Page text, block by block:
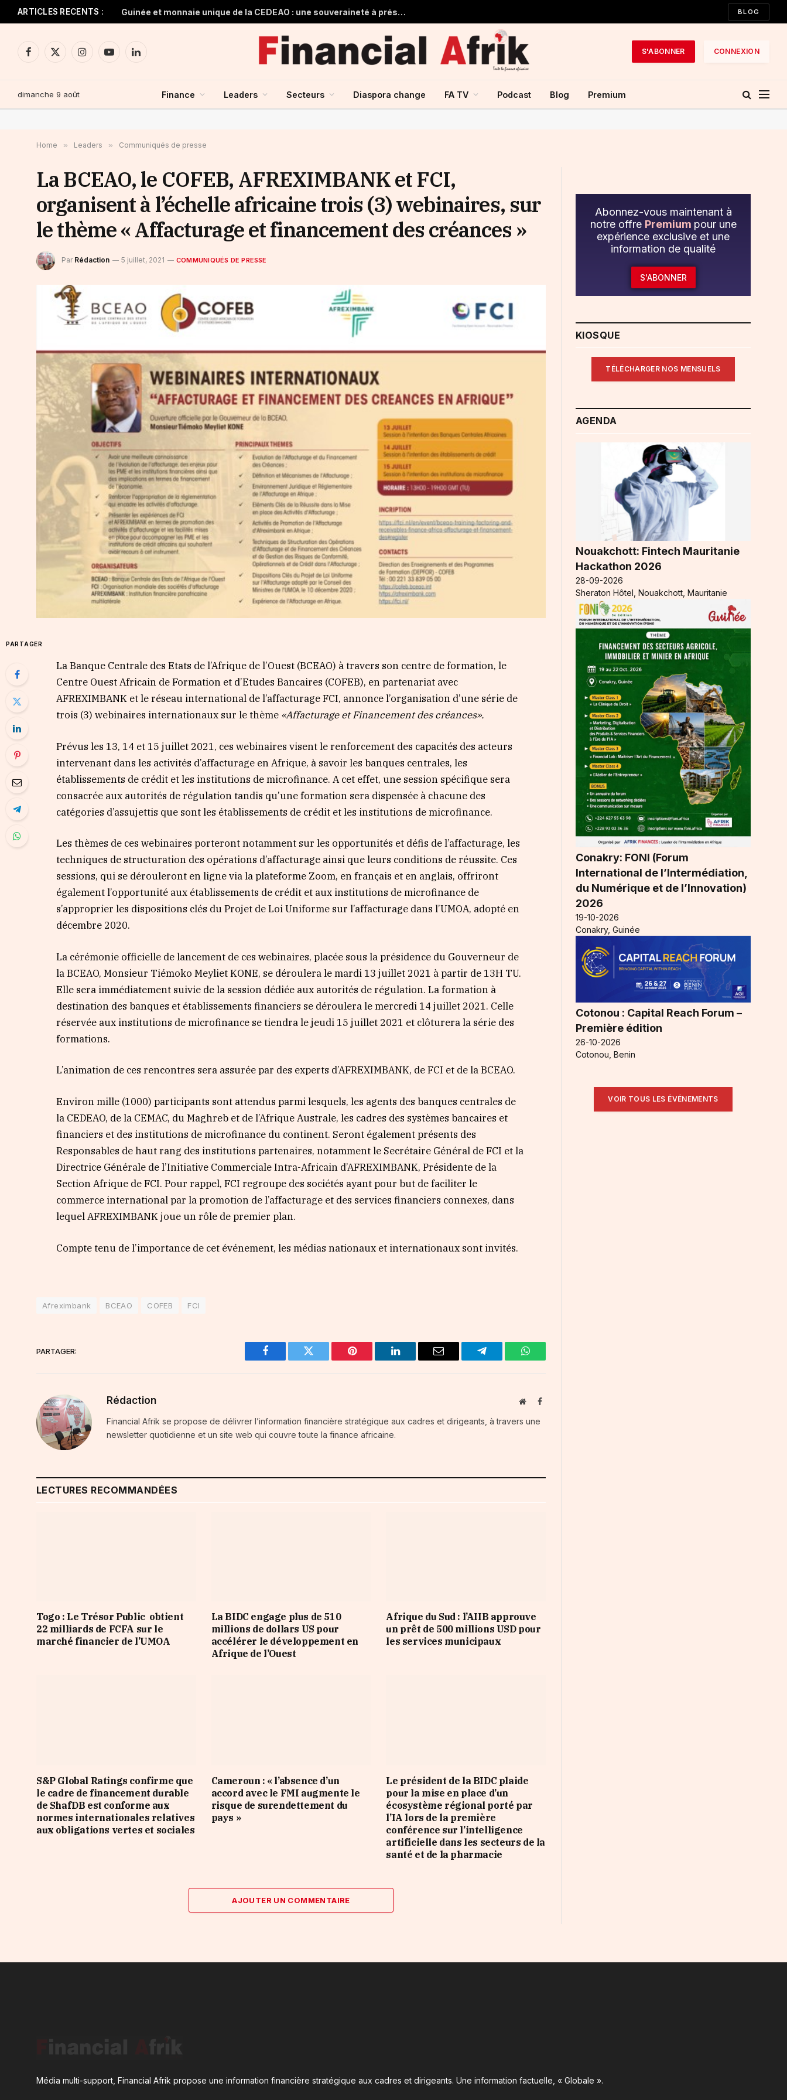
ARTICLES RECENTS : Guinée et monnaie unique de la CEDEAO : une souveraineté à préserver, une intégration à repenser BLOG
Facebook
X
InstagramYouTubeLinkedIn
S'ABONNER CONNEXION
dimanche 9 août Finance Leaders Secteurs Diaspora change FA TV Podcast Blog Premium
Home » Leaders » Communiqués de presse
La BCEAO, le COFEB, AFREXIMBANK et FCI,
organisent à l’échelle africaine trois (3) webinaires, sur
le thème « Affacturage et financement des créances »
Par Rédaction 5 juillet, 2021 COMMUNIQUÉS DE PRESSE
PARTAGER
La Banque Centrale des Etats de l’Afrique de l’Ouest (BCEAO) à travers son centre de formation, le
Centre Ouest Africain de Formation et d’Etudes Bancaires (COFEB), en partenariat avec
AFREXIMBANK et le réseau international de l’affacturage FCI, annonce l’organisation d’une série de
trois (3) webinaires internationaux sur le thème «Affacturage et Financement des créances».
Prévus les 13, 14 et 15 juillet 2021, ces webinaires visent le renforcement des capacités des acteurs
intervenant dans les activités d’affacturage en Afrique, à savoir les banques centrales, les
établissements de crédit et les institutions de microfinance. A cet effet, une session spécifique sera
consacrée aux autorités de régulation tandis qu’une formation sera dispensée à chacune des
catégories d’assujettis que sont les établissements de crédit et les institutions de microfinance.
Les thèmes de ces webinaires porteront notamment sur les opportunités et défis de l’affacturage, les
techniques de structuration des opérations d’affacturage ainsi que leurs conditions de réussite. Ces
sessions, qui se dérouleront en ligne via la plateforme Zoom, en français et en anglais, offriront
également l’opportunité aux établissements de crédit et aux institutions de microfinance de
s’approprier les dispositions clés du Projet de Loi Uniforme sur l’affacturage dans l’UMOA, adopté en
décembre 2020.
La cérémonie officielle de lancement de ces webinaires, placée sous la présidence du Gouverneur de
la BCEAO, Monsieur Tiémoko Meyliet KONE, se déroulera le mardi 13 juillet 2021 à partir de 13H TU.
Elle sera immédiatement suivie de la session dédiée aux autorités de régulation. La formation à
destination des banques et établissements financiers se déroulera le mercredi 14 juillet 2021. Celle
réservée aux institutions de microfinance se tiendra le jeudi 15 juillet 2021 et clôturera la série des
formations.
L’animation de ces rencontres sera assurée par des experts d’AFREXIMBANK, de FCI et de la BCEAO.
Environ mille (1000) participants sont attendus parmi lesquels, les agents des banques centrales de
la CEDEAO, de la CEMAC, du Maghreb et de l’Afrique Australe, les cadres des systèmes bancaires et
financiers et des institutions de microfinance du continent. Seront également présents des
Responsables de haut rang des institutions partenaires, notamment le Secrétaire Général de FCI et la
Directrice Générale de l’Initiative Commerciale Intra-Africain d’AFREXIMBANK, Présidente de la
Section Afrique de FCI. Pour rappel, FCI regroupe des sociétés ayant pour but de faciliter le
commerce international par la promotion de l’affacturage et des services financiers connexes, dans
lequel AFREXIMBANK joue un rôle de premier plan.
Compte tenu de l’importance de cet événement, les médias nationaux et internationaux sont invités.
Afreximbank BCEAO COFEB FCI
PARTAGER:
Facebook Twitter Pinterest LinkedIn Email Telegram WhatsApp
Rédaction WebsiteFacebook
Financial Afrik se propose de délivrer l’information financière stratégique aux cadres et dirigeants, à travers une
newsletter quotidienne et un site web qui couvre toute la finance africaine.
LECTURES RECOMMANDÉES
Togo : Le Trésor Public obtient
22 milliards de FCFA sur le
marché financier de l’UMOA
La BIDC engage plus de 510
millions de dollars US pour
accélérer le développement en
Afrique de l’Ouest
Afrique du Sud : l’AIIB approuve
un prêt de 500 millions USD pour
les services municipaux
S&P Global Ratings confirme que
le cadre de financement durable
de ShafDB est conforme aux
normes internationales relatives
aux obligations vertes et sociales
Cameroun : « l’absence d’un
accord avec le FMI augmente le
risque de surendettement du
pays »
Le président de la BIDC plaide
pour la mise en place d’un
écosystème régional porté par
l’IA lors de la première
conférence sur l’intelligence
artificielle dans les secteurs de la
santé et de la pharmacie
AJOUTER UN COMMENTAIRE
Abonnez-vous maintenant à
notre offre Premium pour une
expérience exclusive et une
information de qualité
S'ABONNER
KIOSQUE
TÉLÉCHARGER NOS MENSUELS
AGENDA
Nouakchott: Fintech Mauritanie
Hackathon 2026
28-09-2026
Sheraton Hôtel, Nouakchott, Mauritanie
Conakry: FONI (Forum
International de l’Intermédiation,
du Numérique et de l’Innovation)
2026
19-10-2026
Conakry, Guinée
Cotonou : Capital Reach Forum –
Première édition
26-10-2026
Cotonou, Benin
VOIR TOUS LES ÉVÉNEMENTS
Média multi-support, Financial Afrik propose une information financière stratégique aux cadres et dirigeants. Une information factuelle, « Globale ».